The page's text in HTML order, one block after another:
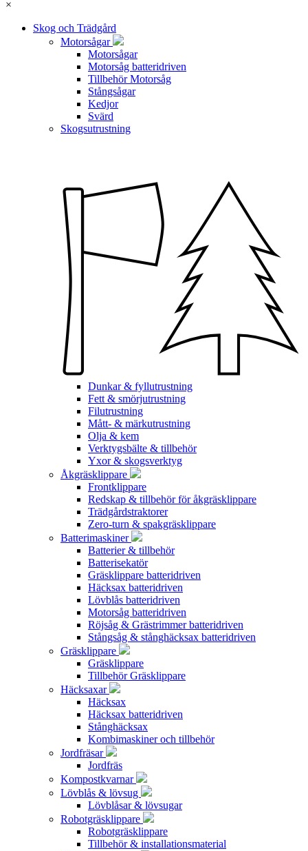
×
Skog och Trädgård
Motorsågar
Motorsågar
Motorsåg batteridriven
Tillbehör Motorsåg
Stångsågar
Kedjor
Svärd
Skogsutrustning
Dunkar & fyllutrustning
Fett & smörjutrustning
Filutrustning
Mått- & märkutrustning
Olja & kem
Verktygsbälte & tillbehör
Yxor & skogsverktyg
Åkgräsklippare
Frontklippare
Redskap & tillbehör för åkgräsklippare
Trädgårdstraktorer
Zero-turn & spakgräsklippare
Batterimaskiner
Batterier & tillbehör
Batterisekatör
Gräsklippare batteridriven
Häcksax batteridriven
Lövblås batteridriven
Motorsåg batteridriven
Röjsåg & Grästrimmer batteridriven
Stångsåg & stånghäcksax batteridriven
Gräsklippare
Gräsklippare
Tillbehör Gräsklippare
Häcksaxar
Häcksax
Häcksax batteridriven
Stånghäcksax
Kombimaskiner och tillbehör
Jordfräsar
Jordfräs
Kompostkvarnar
Lövblås & lövsug
Lövblåsar & lövsugar
Robotgräsklippare
Robotgräsklippare
Tillbehör & installationsmaterial